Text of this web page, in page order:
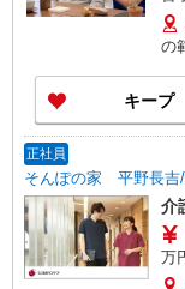
手
用
の
キープ
正社員
そんぽの家 平野長吉/
介
万円〜 【実務者研修】
345万円〜